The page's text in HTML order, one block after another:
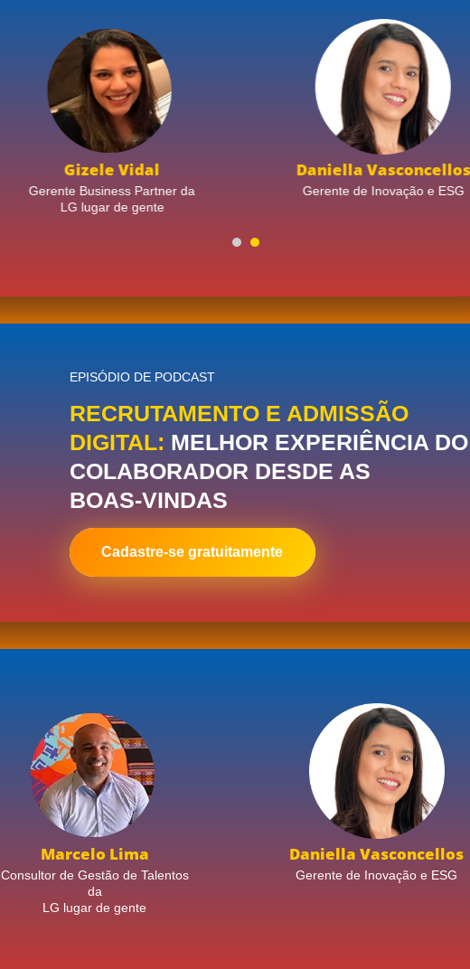
Gizele Vidal
Gerente Business Partner da
LG lugar de gente
Daniella Vasconcellos
Gerente de Inovação e ESG
EPISÓDIO DE PODCAST
RECRUTAMENTO E ADMISSÃO
DIGITAL: MELHOR EXPERIÊNCIA DO
COLABORADOR DESDE AS
BOAS-VINDAS
Cadastre-se gratuitamente
Marcelo Lima
Consultor de Gestão de Talentos
da
LG lugar de gente
Daniella Vasconcellos
Gerente de Inovação e ESG